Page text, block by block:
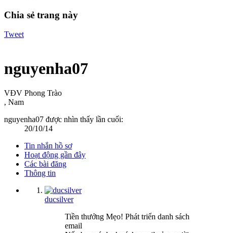
Chia sẻ trang này
Tweet
nguyenha07
VĐV Phong Trào
, Nam
nguyenha07 được nhìn thấy lần cuối:
20/10/14
Tin nhắn hồ sơ
Hoạt động gần đây
Các bài đăng
Thông tin
ducsilver
Tiền thưởng Mẹo! Phát triển danh sách
email